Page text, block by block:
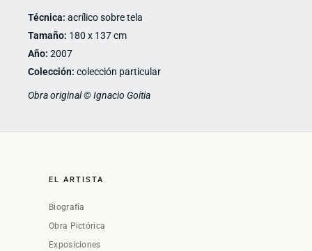
Técnica: acrílico sobre tela
Tamaño: 180 x 137 cm
Año: 2007
Colección: colección particular
Obra original © Ignacio Goitia
EL ARTISTA
Biografía
Obra Pictórica
Exposiciones